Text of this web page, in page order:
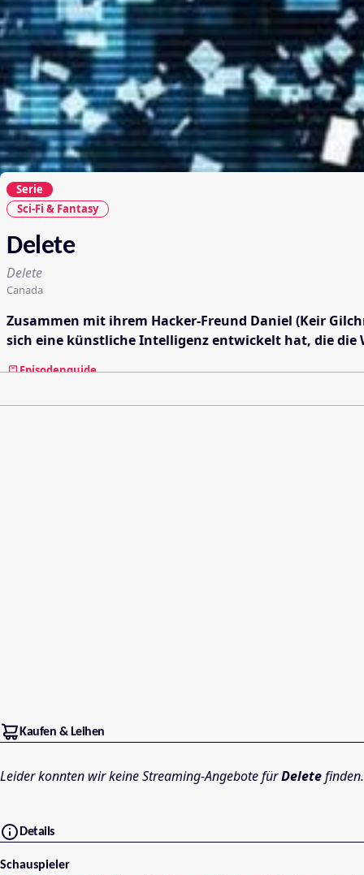
Serie
Sci-Fi & Fantasy
Delete
Delete
Canada
Zusammen mit ihrem Hacker-Freund Daniel (Keir
sich eine künstliche Intelligenz entwickelt hat, die
Episodenguide
Kaufen & Leihen
Leider konnten wir keine Streaming-Angebote fürDeletefinden.
Details
Schauspieler